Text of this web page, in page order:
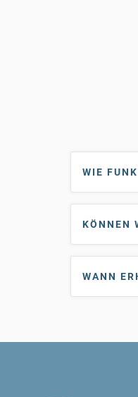
WIE
KÖNNEN
WANN